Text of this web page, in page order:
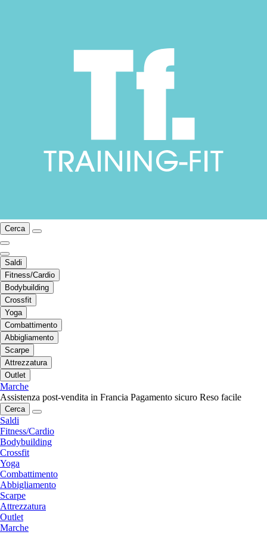
Cerca
Saldi
Fitness/Cardio
Bodybuilding
Crossfit
Yoga
Combattimento
Abbigliamento
Scarpe
Attrezzatura
Outlet
Marche
Assistenza post-vendita in Francia Pagamento sicuro Reso facile
Cerca
Saldi
Fitness/Cardio
Bodybuilding
Crossfit
Yoga
Combattimento
Abbigliamento
Scarpe
Attrezzatura
Outlet
Marche